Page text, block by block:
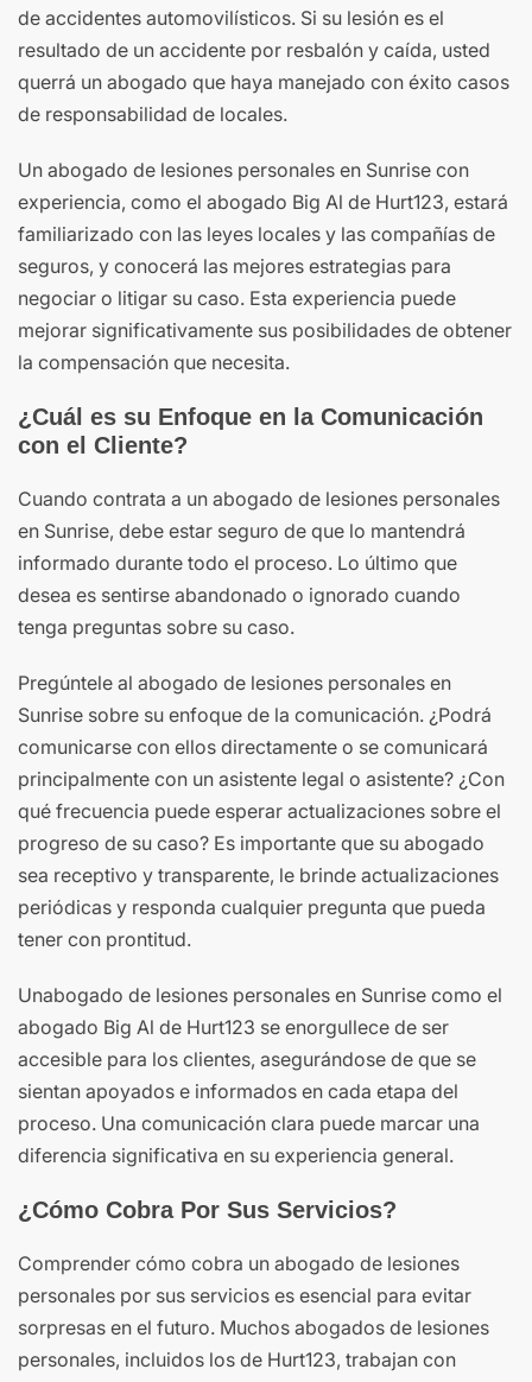
de accidentes automovilísticos. Si su lesión es el
resultado de un accidente por resbalón y caída, usted
querrá un abogado que haya manejado con éxito casos
de responsabilidad de locales.
Un abogado de lesiones personales en Sunrise con
experiencia, como el abogado Big Al de Hurt123, estará
familiarizado con las leyes locales y las compañías de
seguros, y conocerá las mejores estrategias para
negociar o litigar su caso. Esta experiencia puede
mejorar significativamente sus posibilidades de obtener
la compensación que necesita.
¿Cuál es su Enfoque en la Comunicación
con el Cliente?
Cuando contrata a un abogado de lesiones personales
en Sunrise, debe estar seguro de que lo mantendrá
informado durante todo el proceso. Lo último que
desea es sentirse abandonado o ignorado cuando
tenga preguntas sobre su caso.
Pregúntele al abogado de lesiones personales en
Sunrise sobre su enfoque de la comunicación. ¿Podrá
comunicarse con ellos directamente o se comunicará
principalmente con un asistente legal o asistente? ¿Con
qué frecuencia puede esperar actualizaciones sobre el
progreso de su caso? Es importante que su abogado
sea receptivo y transparente, le brinde actualizaciones
periódicas y responda cualquier pregunta que pueda
tener con prontitud.
Unabogado de lesiones personales en Sunrise como el
abogado Big Al de Hurt123 se enorgullece de ser
accesible para los clientes, asegurándose de que se
sientan apoyados e informados en cada etapa del
proceso. Una comunicación clara puede marcar una
diferencia significativa en su experiencia general.
¿Cómo Cobra Por Sus Servicios?
Comprender cómo cobra un abogado de lesiones
personales por sus servicios es esencial para evitar
sorpresas en el futuro. Muchos abogados de lesiones
personales, incluidos los de Hurt123, trabajan con